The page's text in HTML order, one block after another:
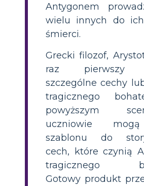
Antygonem
wielu innych do
śmierci.
Grecki filozof,
raz pierwszy
szczególne cechy
tragicznego
powyższym
uczniowie
szablonu do
cech, które czynią
tragicznego
Gotowy produkt